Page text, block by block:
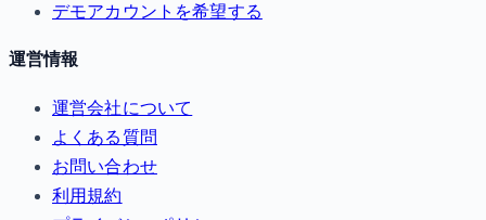
デモアカウントを希望する
運営情報
運営会社について
よくある質問
お問い合わせ
利用規約